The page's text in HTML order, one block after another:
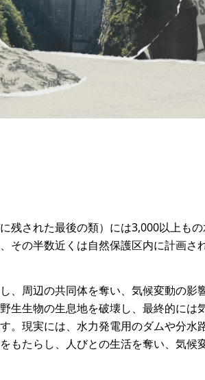
残された最後の類）には3,000以上も
の半数近くは自然保護区内に計画さ
、周辺の共同体を奪い、気候変動の影
生生物の生息地を破壊し、最終的には
。現実には、水力発電用のダムや分水
もたらし、人びとの生活を奪い、気候